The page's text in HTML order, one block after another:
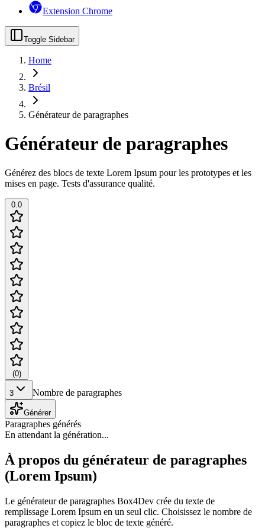
Extension Chrome
Toggle Sidebar
Home
Brésil
Générateur de paragraphes
Générateur de paragraphes
Générez des blocs de texte Lorem Ipsum pour les prototypes et les
mises en page. Tests d'assurance qualité.
0.0
(0)
3 Nombre de paragraphes
Générer
Paragraphes générés
En attendant la génération...
À propos du générateur de paragraphes
(Lorem Ipsum)
Le générateur de paragraphes Box4Dev crée du texte de
remplissage Lorem Ipsum en un seul clic. Choisissez le nombre de
paragraphes et copiez le bloc de texte généré.